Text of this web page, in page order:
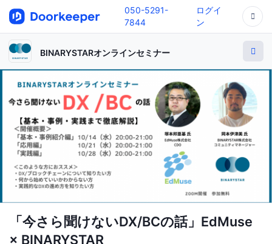
050-5291-
7844
ログイ
ン
BINARYSTARオンラインセミナー
「今さら聞けないDX/BCの話」EdMuse
× BINARYSTAR